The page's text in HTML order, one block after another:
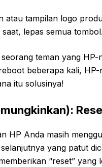
atau tampilan logo
lepas semua
teman yang
beberapa kali,
itu solusinya!
HP Anda masih
yang patut
“reset” yang